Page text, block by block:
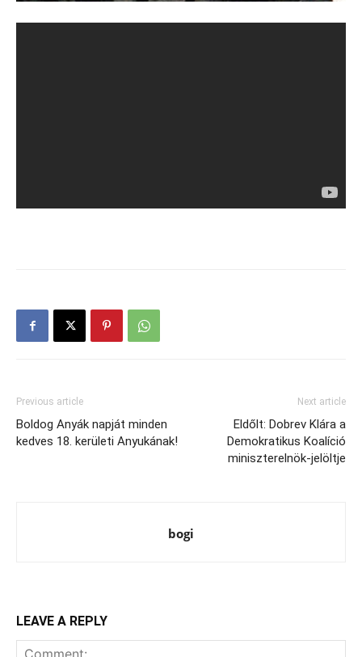
Previous article
Boldog Anyák napját minden
kedves 18. kerületi Anyukának!
Next article
Eldőlt: Dobrev Klára a
Demokratikus Koalíció
miniszterelnök-jelöltje
bogi
LEAVE A REPLY